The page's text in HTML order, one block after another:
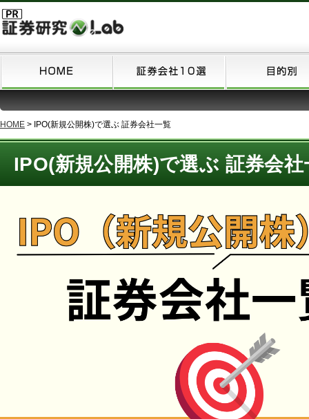
HOME > IPO(新規公開株)で選ぶ 証券会社一覧
IPO(新規公開株)で選ぶ 証券会社